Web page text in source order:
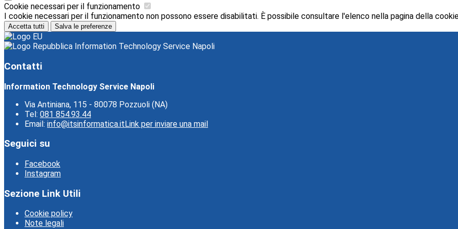
Cookie necessari per il funzionamento
I cookie necessari per il funzionamento non possono essere disabilitati. È possibile consultare l'elenco nella pagina della
Accetta tutti Salva le preferenze
Information Technology Service Napoli
Contatti
Information Technology Service Napoli
Via Antiniana, 115 - 80078 Pozzuoli (NA)
Tel: 081 854.93.44
Email: info@itsinformatica.itLink per inviare una mail
Seguici su
Facebook
Instagram
Sezione Link Utili
Cookie policy
Note legali